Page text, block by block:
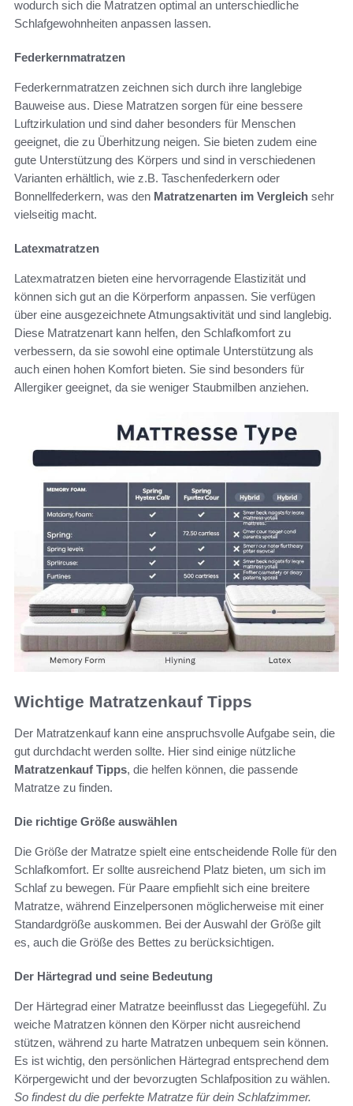
wodurch sich die Matratzen optimal an unterschiedliche
Schlafgewohnheiten anpassen lassen.
Federkernmatratzen
Federkernmatratzen zeichnen sich durch ihre langlebige
Bauweise aus. Diese Matratzen sorgen für eine bessere
Luftzirkulation und sind daher besonders für Menschen
geeignet, die zu Überhitzung neigen. Sie bieten zudem eine
gute Unterstützung des Körpers und sind in verschiedenen
Varianten erhältlich, wie z.B. Taschenfederkern oder
Bonnellfederkern, was den Matratzenarten im Vergleich sehr
vielseitig macht.
Latexmatratzen
Latexmatratzen bieten eine hervorragende Elastizität und
können sich gut an die Körperform anpassen. Sie verfügen
über eine ausgezeichnete Atmungsaktivität und sind langlebig.
Diese Matratzenart kann helfen, den Schlafkomfort zu
verbessern, da sie sowohl eine optimale Unterstützung als
auch einen hohen Komfort bieten. Sie sind besonders für
Allergiker geeignet, da sie weniger Staubmilben anziehen.
Wichtige Matratzenkauf Tipps
Der Matratzenkauf kann eine anspruchsvolle Aufgabe sein, die
gut durchdacht werden sollte. Hier sind einige nützliche
Matratzenkauf Tipps, die helfen können, die passende
Matratze zu finden.
Die richtige Größe auswählen
Die Größe der Matratze spielt eine entscheidende Rolle für den
Schlafkomfort. Er sollte ausreichend Platz bieten, um sich im
Schlaf zu bewegen. Für Paare empfiehlt sich eine breitere
Matratze, während Einzelpersonen möglicherweise mit einer
Standardgröße auskommen. Bei der Auswahl der Größe gilt
es, auch die Größe des Bettes zu berücksichtigen.
Der Härtegrad und seine Bedeutung
Der Härtegrad einer Matratze beeinflusst das Liegegefühl. Zu
weiche Matratzen können den Körper nicht ausreichend
stützen, während zu harte Matratzen unbequem sein können.
Es ist wichtig, den persönlichen Härtegrad entsprechend dem
Körpergewicht und der bevorzugten Schlafposition zu wählen.
So findest du die perfekte Matratze für dein Schlafzimmer.